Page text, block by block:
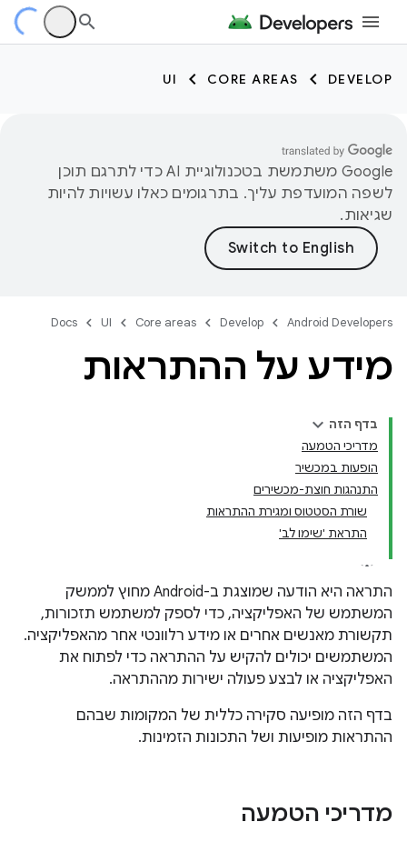
DEVELOP
CORE AREAS
UI
‫Google משתמשת בטכנולוגיית AI כדי לתרגם תוכן
לשפה המועדפת עליך. בתרגומים כאלו עשויות להיות
שגיאות.
Android Developers
Develop
Core areas
UI
Docs
מידע על ההתראות
בדף הזה
מדריכי הטמעה
הופעות במכשיר
התנהגות חוצת-מכשירים
שורת הסטטוס ומגירת ההתראות
התראת 'שימו לב'
התראה היא הודעה שמוצגת ב-Android מחוץ לממשק
המשתמש של האפליקציה, כדי לספק למשתמש תזכורות,
תקשורת מאנשים אחרים או מידע רלוונטי אחר מהאפליקציה.
המשתמשים יכולים להקיש על ההתראה כדי לפתוח את
האפליקציה או לבצע פעולה ישירות מההתראה.
בדף הזה מופיעה סקירה כללית של המקומות שבהם
ההתראות מופיעות ושל התכונות הזמינות.
מדריכי הטמעה